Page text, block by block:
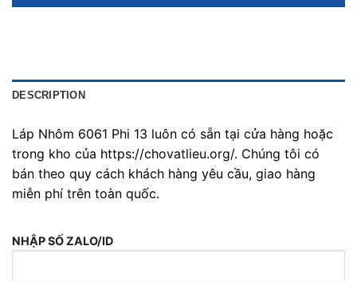
DESCRIPTION
Láp Nhôm 6061 Phi 13 luôn có sẵn tại cửa hàng hoặc
trong kho của https://chovatlieu.org/. Chúng tôi có
bán theo quy cách khách hàng yêu cầu, giao hàng
miễn phí trên toàn quốc.
NHẬP SỐ ZALO/ID